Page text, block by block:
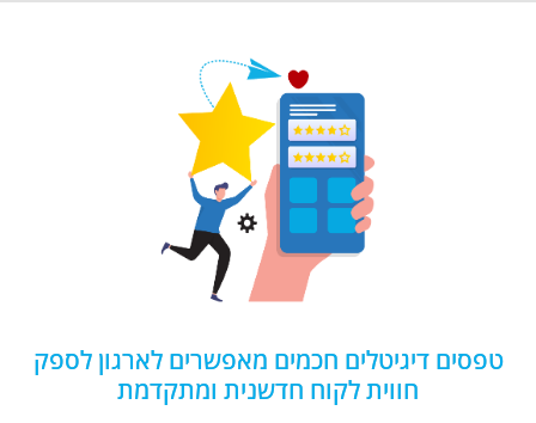
טפסים דיגיטלים חכמים מאפשרים לארגון לספק
חווית לקוח חדשנית ומתקדמת